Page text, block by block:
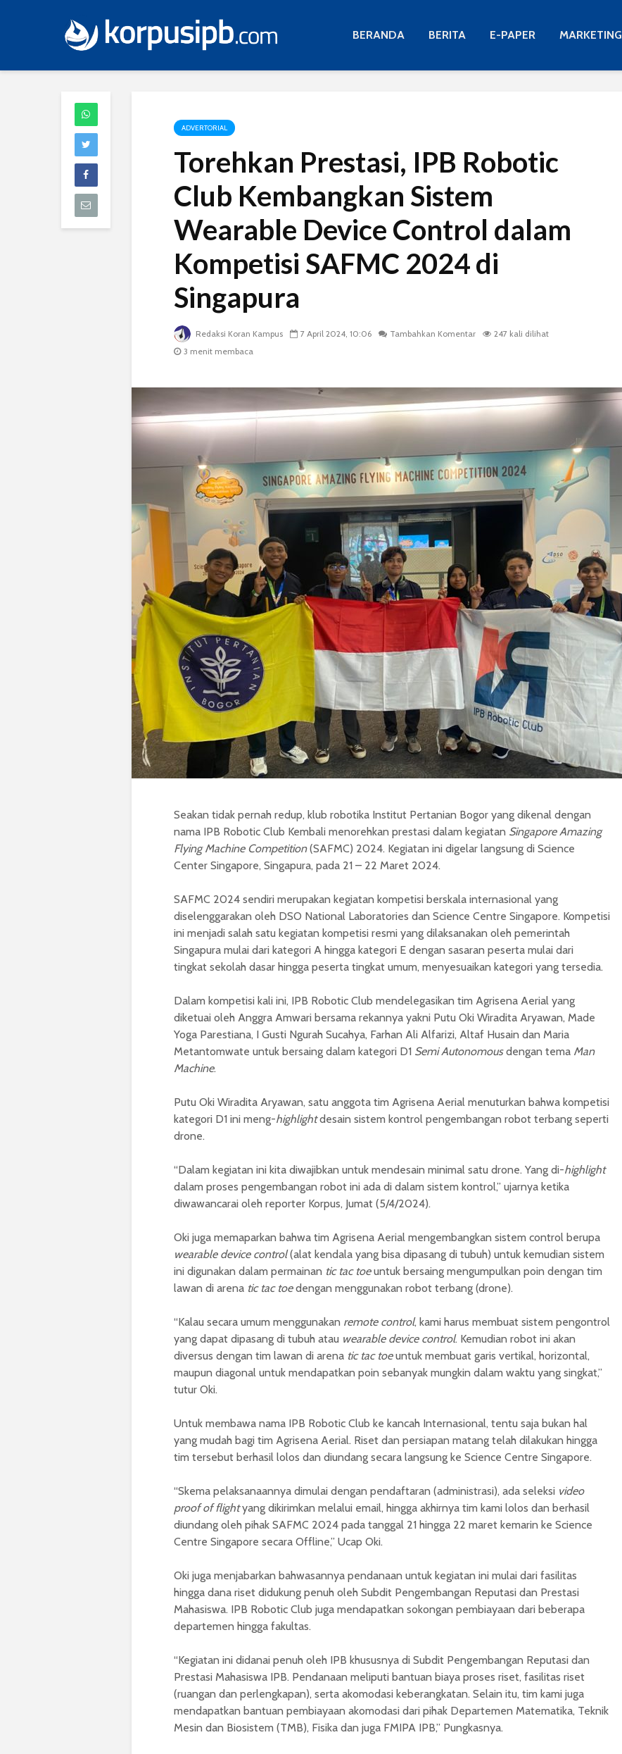
BERANDA BERITA E-PAPER MARKETING
ADVERTORIAL
Torehkan Prestasi, IPB Robotic
Club Kembangkan Sistem
Wearable Device Control dalam
Kompetisi SAFMC 2024 di
Singapura
Redaksi Koran Kampus 7 April 2024, 10:06 Tambahkan Komentar
247 kali dilihat
3 menit membaca
Seakan tidak pernah redup, klub robotika Institut Pertanian Bogor yang dikenal dengan
nama IPB Robotic Club Kembali menorehkan prestasi dalam kegiatan Singapore Amazing
Flying Machine Competition(SAFMC) 2024. Kegiatan ini digelar langsung di Science
Center Singapore, Singapura, pada 21 – 22 Maret 2024.
SAFMC 2024 sendiri merupakan kegiatan kompetisi berskala internasional yang
diselenggarakan oleh DSO National Laboratories dan Science Centre Singapore. Kompetisi
ini menjadi salah satu kegiatan kompetisi resmi yang dilaksanakan oleh pemerintah
Singapura mulai dari kategori A hingga kategori E dengan sasaran peserta mulai dari
tingkat sekolah dasar hingga peserta tingkat umum, menyesuaikan kategori yang tersedia.
Dalam kompetisi kali ini, IPB Robotic Club mendelegasikan tim Agrisena Aerial yang
diketuai oleh Anggra Amwari bersama rekannya yakni Putu Oki Wiradita Aryawan, Made
Yoga Parestiana, I Gusti Ngurah Sucahya, Farhan Ali Alfarizi, Altaf Husain dan Maria
Metantomwate untuk bersaing dalam kategori D1 Semi Autonomousdengan tema Man
Machine.
Putu Oki Wiradita Aryawan, satu anggota tim Agrisena Aerial menuturkan bahwa kompetisi
kategori D1 ini meng-highlightdesain sistem kontrol pengembangan robot terbang seperti
drone.
“Dalam kegiatan ini kita diwajibkan untuk mendesain minimal satu drone. Yang di-highlight
dalam proses pengembangan robot ini ada di dalam sistem kontrol,” ujarnya ketika
diwawancarai oleh reporter Korpus, Jumat (5/4/2024).
Oki juga memaparkan bahwa tim Agrisena Aerial mengembangkan sistem control berupa
wearable device control(alat kendala yang bisa dipasang di tubuh) untuk kemudian sistem
ini digunakan dalam permainan tic tac toeuntuk bersaing mengumpulkan poin dengan tim
lawan di arena tic tac toedengan menggunakan robot terbang (drone).
“Kalau secara umum menggunakan remote control, kami harus membuat sistem pengontrol
yang dapat dipasang di tubuh atau wearable device control. Kemudian robot ini akan
diversus dengan tim lawan di arena tic tac toeuntuk membuat garis vertikal, horizontal,
maupun diagonal untuk mendapatkan poin sebanyak mungkin dalam waktu yang singkat,”
tutur Oki.
Untuk membawa nama IPB Robotic Club ke kancah Internasional, tentu saja bukan hal
yang mudah bagi tim Agrisena Aerial. Riset dan persiapan matang telah dilakukan hingga
tim tersebut berhasil lolos dan diundang secara langsung ke Science Centre Singapore.
“Skema pelaksanaannya dimulai dengan pendaftaran (administrasi), ada seleksi video
proof of flightyang dikirimkan melalui email, hingga akhirnya tim kami lolos dan berhasil
diundang oleh pihak SAFMC 2024 pada tanggal 21 hingga 22 maret kemarin ke Science
Centre Singapore secara Offline,” Ucap Oki.
Oki juga menjabarkan bahwasannya pendanaan untuk kegiatan ini mulai dari fasilitas
hingga dana riset didukung penuh oleh Subdit Pengembangan Reputasi dan Prestasi
Mahasiswa. IPB Robotic Club juga mendapatkan sokongan pembiayaan dari beberapa
departemen hingga fakultas.
“Kegiatan ini didanai penuh oleh IPB khususnya di Subdit Pengembangan Reputasi dan
Prestasi Mahasiswa IPB. Pendanaan meliputi bantuan biaya proses riset, fasilitas riset
(ruangan dan perlengkapan), serta akomodasi keberangkatan. Selain itu, tim kami juga
mendapatkan bantuan pembiayaan akomodasi dari pihak Departemen Matematika, Teknik
Mesin dan Biosistem (TMB), Fisika dan juga FMIPA IPB,” Pungkasnya.